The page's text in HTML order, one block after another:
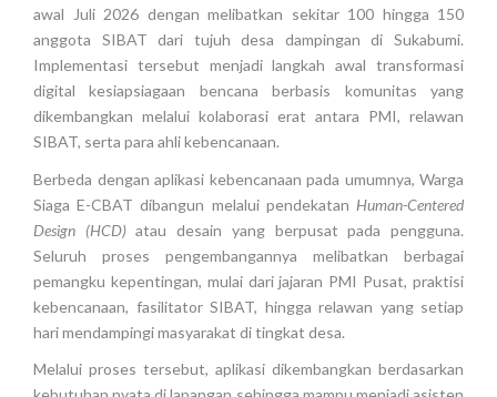
awal Juli 2026 dengan melibatkan sekitar 100 hingga 150
anggota SIBAT dari tujuh desa dampingan di Sukabumi.
Implementasi tersebut menjadi langkah awal transformasi
digital kesiapsiagaan bencana berbasis komunitas yang
dikembangkan melalui kolaborasi erat antara PMI, relawan
SIBAT, serta para ahli kebencanaan.
Berbeda dengan aplikasi kebencanaan pada umumnya, Warga
Siaga E-CBAT dibangun melalui pendekatan Human-Centered
Design (HCD)atau desain yang berpusat pada pengguna.
Seluruh proses pengembangannya melibatkan berbagai
pemangku kepentingan, mulai dari jajaran PMI Pusat, praktisi
kebencanaan, fasilitator SIBAT, hingga relawan yang setiap
hari mendampingi masyarakat di tingkat desa.
Melalui proses tersebut, aplikasi dikembangkan berdasarkan